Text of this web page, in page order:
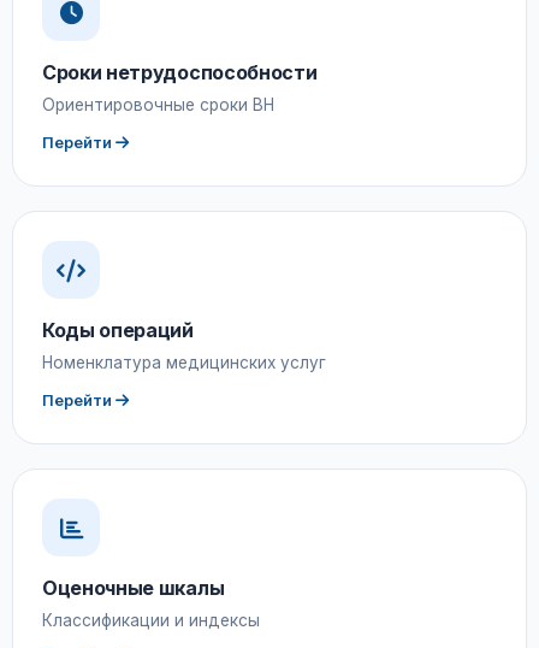
Сроки нетрудоспособности
Ориентировочные сроки ВН
Перейти
Коды операций
Номенклатура медицинских услуг
Перейти
Оценочные шкалы
Классификации и индексы